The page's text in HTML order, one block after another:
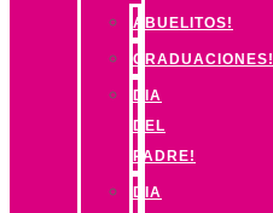
ABUELITOS!
GRADUACIONES!
DIA
DEL
PADRE!
DIA